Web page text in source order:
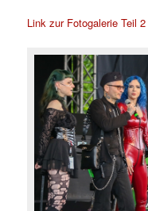
Link zur Fotogalerie Teil 2